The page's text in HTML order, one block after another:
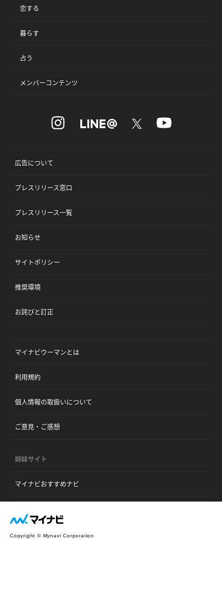
恋する
暮らす
占う
メンバーコンテンツ
広告について
プレスリリース窓口
プレスリリース一覧
お知らせ
サイトポリシー
推奨環境
お詫びと訂正
マイナビウーマンとは
利用規約
個人情報の取扱いについて
ご意見・ご感想
姉妹サイト
マイナビおすすめナビ
Copyright © Mynavi Corporation